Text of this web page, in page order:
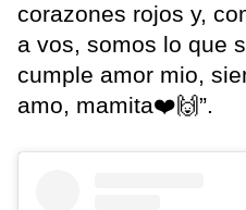
corazones rojos y,
a vos, somos lo que
cumple amor mio,
amo, mamita❤️🙌”.